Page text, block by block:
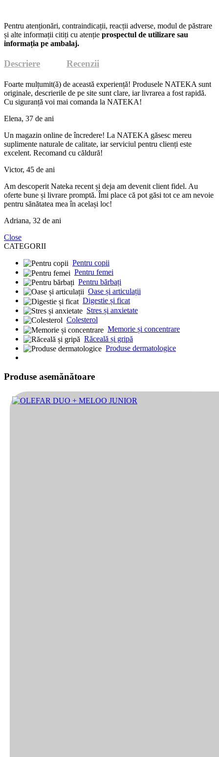
Pentru atenționări, contraindicații, reacții adverse, modul de păstrare
și alte informații citiți cu atenție prospectul de utilizare sau
informația pe ambalaj.
Descriere Recenzii
Foarte mulțumit(ă) de această experiență! Produsele NATEKA sunt
originale, descrierile de pe site sunt clare, iar livrarea a fost rapidă.
Cu siguranță voi mai comanda la NATEKA!
Elena, 37 de ani
Un magazin online de încredere! La NATEKA găsesc mereu
suplimente naturale de calitate, iar serviciul pentru clienți este
excelent. Recomand cu căldură!
Victor, 45 de ani
Am descoperit Nateka recent și deja am devenit client fidel. Au
oferte bune și livrare promptă. Îmi place că pot găsi tot ce am nevoie
pentru sănătatea mea în același loc!
Adriana, 32 de ani
Close
CATEGORII
Pentru copii
Pentru femei
Pentru bărbați
Oase și articulații
Digestie și ficat
Stres și anxietate
Colesterol
Memorie și concentrare
Răceală și gripă
Produse dermatologice
Produse asemănătoare